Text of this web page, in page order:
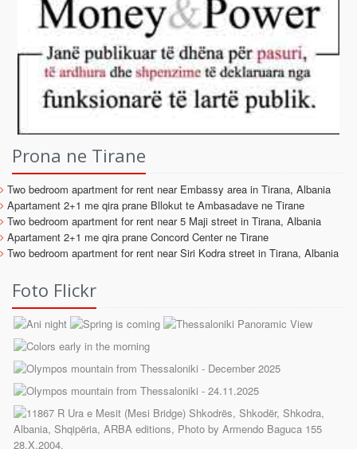
Prona ne Tirane
Two bedroom apartment for rent near Embassy area in Tirana, Albania
Apartament 2+1 me qira prane Bllokut te Ambasadave ne Tirane
Two bedroom apartment for rent near 5 Maji street in Tirana, Albania
Apartament 2+1 me qira prane Concord Center ne Tirane
Two bedroom apartment for rent near Siri Kodra street in Tirana, Albania
Foto Flickr